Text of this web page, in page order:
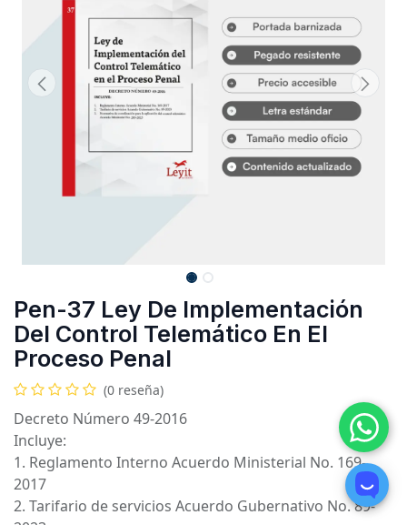
Pen-37 Ley De Implementación
Del Control Telemático En El
Proceso Penal
(0 reseña)
Decreto Número 49-2016
Incluye:
1. Reglamento Interno Acuerdo Ministerial No. 169-
2017
2. Tarifario de servicios Acuerdo Gubernativo No. 89-